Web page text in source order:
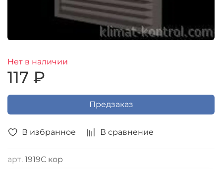
В избранное В сравнение
арт. 1919С кор
Нет в наличии
117 ₽
Предзаказ